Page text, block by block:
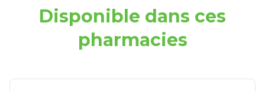
Disponible dans ces
pharmacies